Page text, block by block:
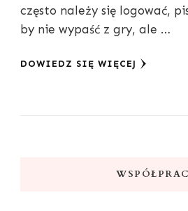
często należy się logować,
by nie wypaść z gry, ale …
DOWIEDZ SIĘ WIĘCEJ